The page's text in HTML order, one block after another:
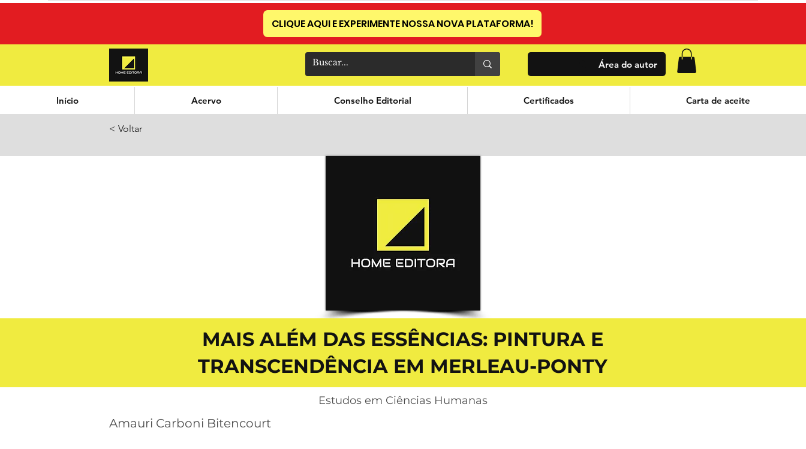
Área do autor
CLIQUE AQUI E EXPERIMENTE NOSSA NOVA PLATAFORMA!
Início Acervo Conselho Editorial Certificados Carta de aceite
< Voltar
MAIS ALÉM DAS ESSÊNCIAS: PINTURA E
TRANSCENDÊNCIA EM MERLEAU-PONTY
Estudos em Ciências Humanas
Amauri Carboni Bitencourt